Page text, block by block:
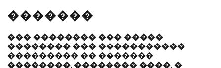
�������
��� �������� ��� �����
�������� ��� �����������
��������� �� �������:
��������, �������� ����, �